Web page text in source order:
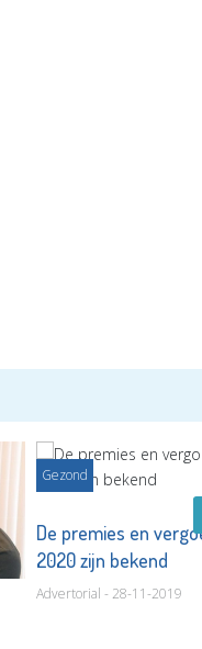
Gezond
De premies en
2020 zijn bekend
Advertorial - 28-11-2019